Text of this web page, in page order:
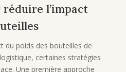
l’impact
du poids des bouteilles de
certaines stratégies
Une première approche